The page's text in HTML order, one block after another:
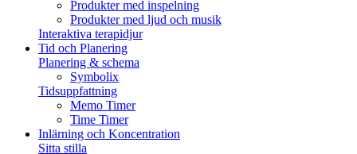
Produkter med inspelning
Produkter med ljud och musik
Interaktiva terapidjur
Tid och Planering
Planering & schema
Symbolix
Tidsuppfattning
Memo Timer
Time Timer
Inlärning och Koncentration
Sitta stilla